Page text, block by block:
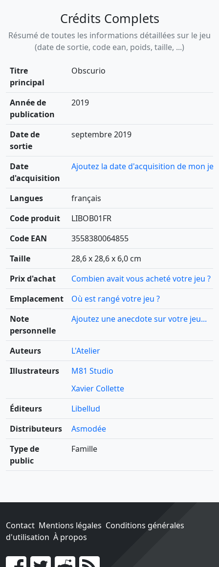
Crédits Complets
Résumé de toutes les informations détaillées sur le jeu
(date de sortie, code ean, poids, taille, ...)
Titre
principal
Obscurio
Année de
publication
2019
Date de
sortie
septembre 2019
Date
d'acquisition
Ajoutez la date d'acquisition de mon jeu
Langues
français
Code produit
LIBOB01FR
Code EAN
3558380064855
Taille
28,6 x 28,6 x 6,0 cm
Prix d'achat
Combien avait vous acheté votre jeu ?
Emplacement
Où est rangé votre jeu ?
Note
personnelle
Ajoutez une anecdote sur votre jeu...
Auteurs
L'Atelier
Illustrateurs
M81 Studio
Xavier Collette
Éditeurs
Libellud
Distributeurs
Asmodée
Type de
public
Famille
Contact Mentions légales Conditions générales
d'utilisation À propos